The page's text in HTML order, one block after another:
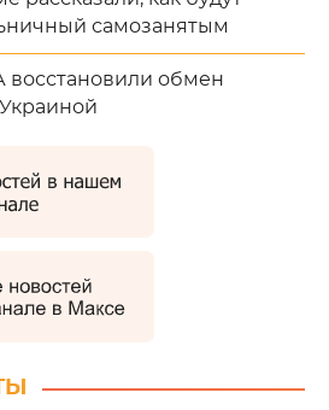
самозанятым
обмен